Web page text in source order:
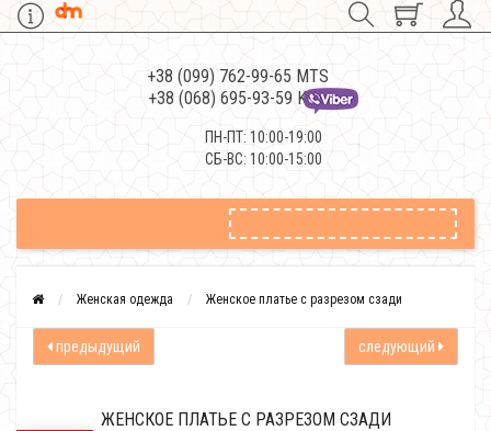
+38 (099) 762-99-65 MTS
+38 (068) 695-93-59 Kievstar
ПН-ПТ: 10:00-19:00
СБ-ВС: 10:00-15:00
Женская одежда Женское платье с разрезом сзади
предыдущий следующий
ЖЕНСКОЕ ПЛАТЬЕ С РАЗРЕЗОМ СЗАДИ